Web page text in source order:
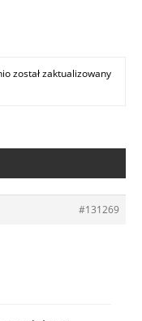
został zaktualizowany
#131269